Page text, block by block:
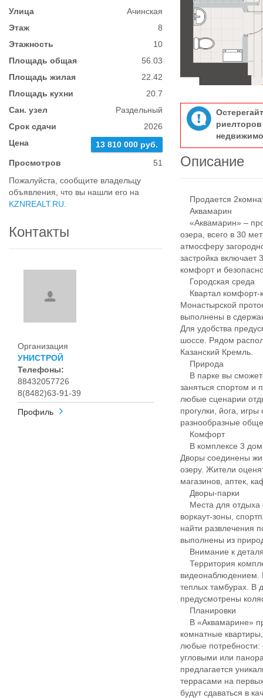
Улица
Ачинская
Этаж
8
Этажность
10
Площадь общая
56.03
Площадь жилая
22.42
Площадь кухни
20.7
Сан. узел
Раздельный
Срок сдачи
2026
Цена
13 810 000 руб.
Просмотров
51
Пожалуйста, сообщите владельцу
объявления, что вы нашли его на
KZNREALT.RU
Контакты
Организация
УНИСТРОЙ
Телефоны:
88432057726
8(8482)63-91-39
Профиль
Описание
Продается
Аквамарин
«Аквамарин» –
озера, всего в 30
атмосферу
застройка
комфорт и
Городская среда
Квартал комфорт-
Монастырской
выполнены в
Для удобства
шоссе. Рядом
Казанский Кремль.
Природа
В парке вы
заняться спортом и
любые сценарии
прогулки, йога,
разнообразные
Комфорт
В комплексе 3
Дворы соединены
озеру. Жители
магазинов, аптек,
Дворы-парки
Места для отдыха
воркаут-зоны,
найти развлечения
выполнены из
Внимание к
Территория
видеонаблюдением.
теплых тамбурах. В
предусмотрены
Планировки
В «Аквамарине»
комнатные
любые потребности:
угловыми или
предлагается
террасами на
будут сдаваться в